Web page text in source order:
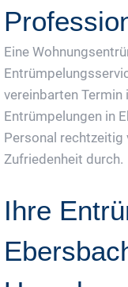
Eine
vereinbarten Termin
Entrümpelungen in
Personal rechtzeitig
Zufriedenheit durch.
Ihre